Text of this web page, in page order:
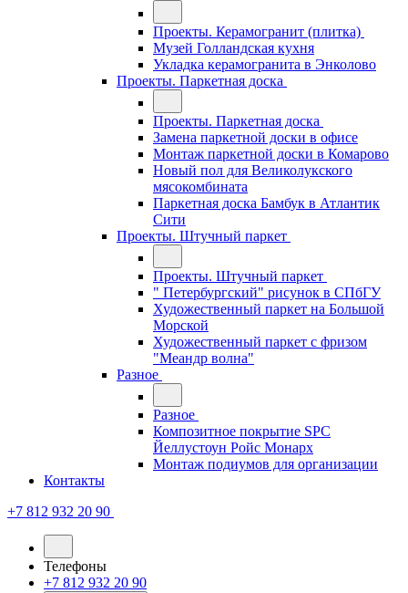
Проекты. Керамогранит (плитка)
Музей Голландская кухня
Укладка керамогранита в Энколово
Проекты. Паркетная доска
Проекты. Паркетная доска
Замена паркетной доски в офисе
Монтаж паркетной доски в Комарово
Новый пол для Великолукского
мясокомбината
Паркетная доска Бамбук в Атлантик
Сити
Проекты. Штучный паркет
Проекты. Штучный паркет
" Петербургский" рисунок в СПбГУ
Художественный паркет на Большой
Морской
Художественный паркет с фризом
"Меандр волна"
Разное
Разное
Композитное покрытие SPC
Йеллустоун Ройс Монарх
Монтаж подиумов для организации
Контакты
+7 812 932 20 90
Телефоны
+7 812 932 20 90